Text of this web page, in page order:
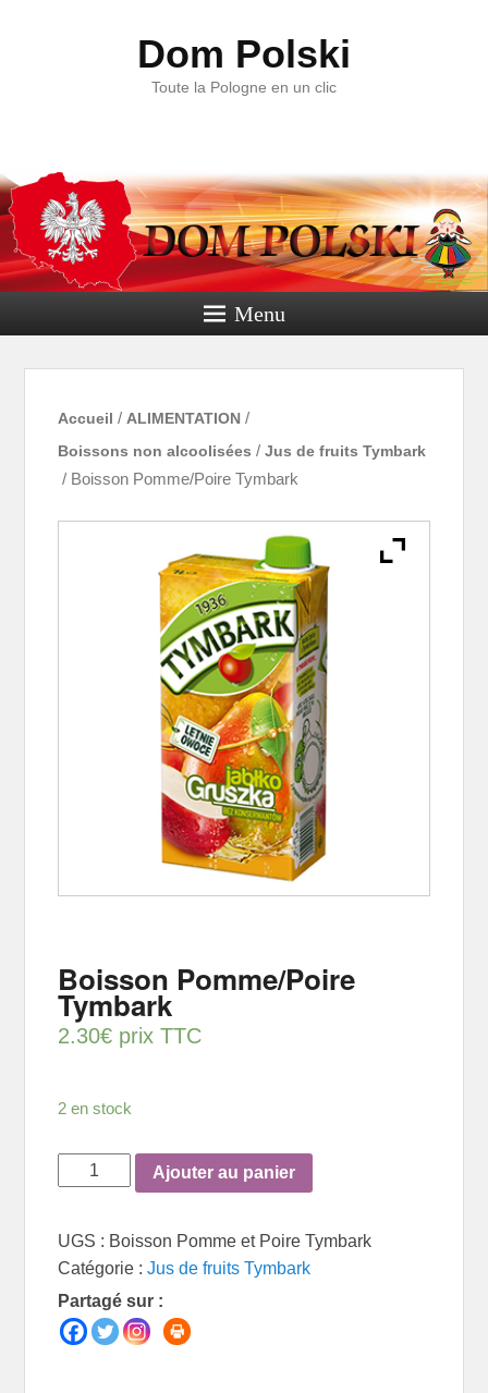
Dom Polski
Toute la Pologne en un clic
Menu
Accueil / ALIMENTATION /
Boissons non alcoolisées /Jus de fruits Tymbark
/ Boisson Pomme/Poire Tymbark
Boisson Pomme/Poire
Tymbark
2.30€ prix TTC
2 en stock
quantité
de
Pomme/Poire
Tymbark
Ajouter au panier
UGS : Boisson Pomme et Poire Tymbark
Catégorie :Jus de fruits Tymbark
Partagé sur :